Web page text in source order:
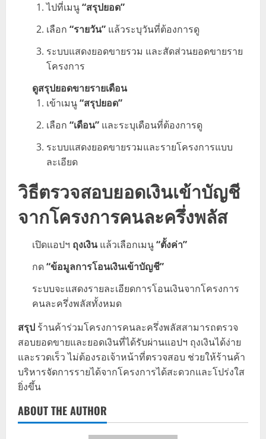
ไปที่เมนู“สรุปยอด”
เลือก “รายวัน” แล้วระบุวันที่ต้องการดู
ระบบแสดงยอดขายรวม และสัดส่วนยอดขายราย
โครงการ
ดูสรุปยอดขายรายเดือน
เข้าเมนู“สรุปยอด”
เลือก “เดือน” และระบุเดือนที่ต้องการดู
ระบบแสดงยอดขายรวมและรายโครงการแบบ
ละเอียด
วิธีตรวจสอบยอดเงินเข้าบัญชี
จากโครงการคนละครึ่งพลัส
เปิดแอปฯ ถุงเงินแล้วเลือกเมนู“ตั้งค่า”
กด“ข้อมูลการโอนเงินเข้าบัญชี”
ระบบจะแสดงรายละเอียดการโอนเงินจากโครงการ
คนละครึ่งพลัสทั้งหมด
สรุป ร้านค้าร่วมโครงการคนละครึ่งพลัสสามารถตรวจ
สอบยอดขายและยอดเงินที่ได้รับผ่านแอปฯ ถุงเงินได้ง่าย
และรวดเร็ว ไม่ต้องรอเจ้าหน้าที่ตรวจสอบ ช่วยให้ร้านค้า
บริหารจัดการรายได้จากโครงการได้สะดวกและโปร่งใส
ยิ่งขึ้น
ABOUT THE AUTHOR